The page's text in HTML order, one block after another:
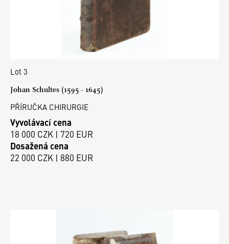
Lot 3
Johan Schultes (1595 - 1645)
PŘÍRUČKA CHIRURGIE
Vyvolávací cena
18 000 CZK | 720 EUR
Dosažená cena
22 000 CZK | 880 EUR